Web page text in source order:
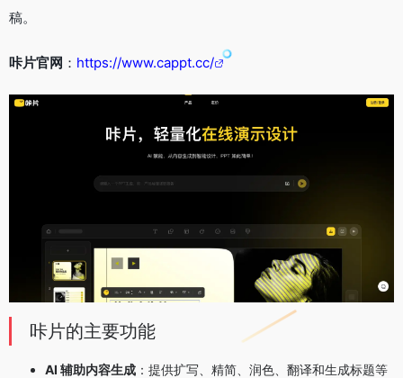
稿。
咔片官网 ： https://www.cappt.cc/
咔片的主要功能
AI 辅助内容生成 ：提供扩写、精简、润色、翻译和生成标题等